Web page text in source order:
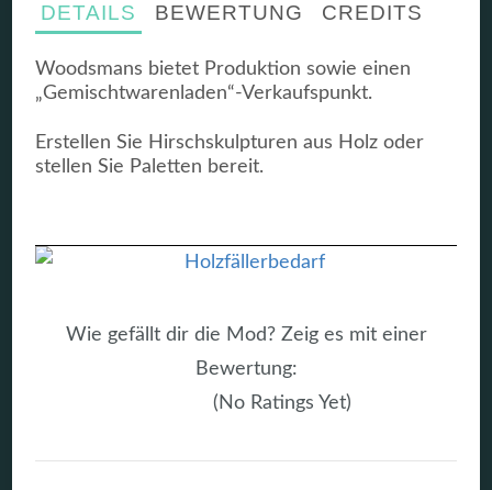
DETAILS BEWERTUNG CREDITS
Woodsmans bietet Produktion sowie einen
„Gemischtwarenladen“-Verkaufspunkt.
Erstellen Sie Hirschskulpturen aus Holz oder
stellen Sie Paletten bereit.
Wie gefällt dir die Mod? Zeig es mit einer
Bewertung:
(No Ratings Yet)